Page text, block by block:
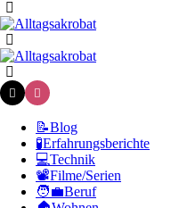
Alltagsakrobat
📝Blog
🧪Erfahrungsberichte
💻Technik
📽️Filme/Serien
🧑‍💼Beruf